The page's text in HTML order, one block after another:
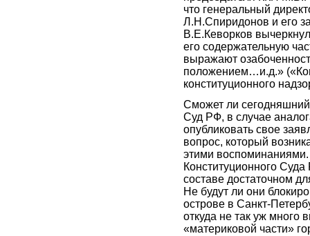
что генеральный
Л.Н.Спиридонов и его
В.Е.Кеворков
его содержательную
выражают
положением…и.д.»
конституционного
Сможет ли
Суд РФ, в случае
опубликовать свое
вопрос, который
этими
Конституционного
составе достаточном
Не будут ли они
острове в Санкт-
откуда не так уж много
«материковой части»